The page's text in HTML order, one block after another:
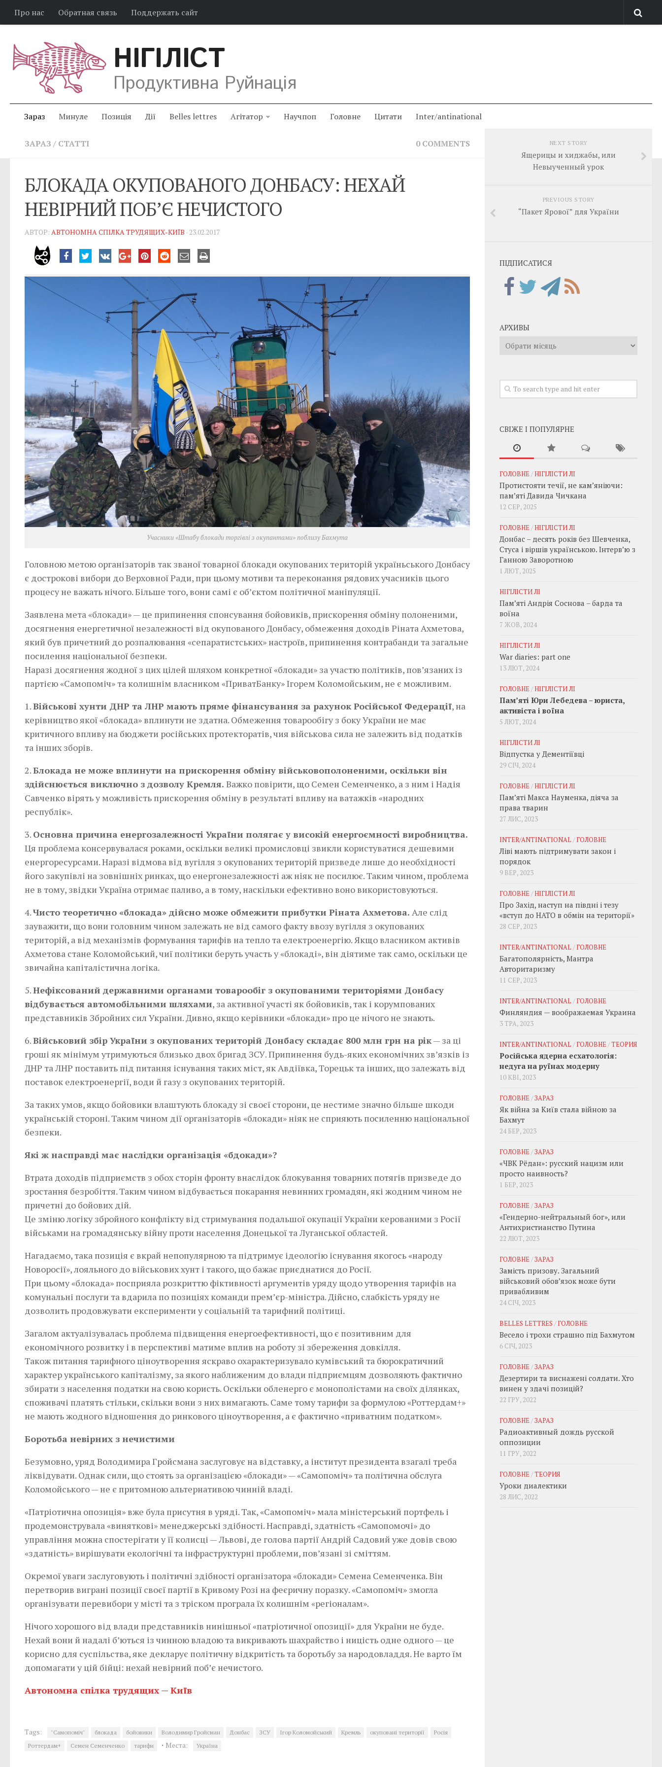
Про нас Обратная связь Поддержать сайт
НІГІЛІСТ
Продуктивна Руйнація
Зараз Минуле Позиція Дії Belles lettres Агітатор Научпоп Головне Цитати Inter/antinational
ЗАРАЗ / СТАТТІ 0 COMMENTS
БЛОКАДА ОКУПОВАНОГО ДОНБАСУ: НЕХАЙ
НЕВІРНИЙ ПОБ’Є НЕЧИСТОГО
АВТОР: АВТОНОМНА СПІЛКА ТРУДЯЩИХ-КИЇВ · 23.02.2017
Учасники «Штабу блокади торгівлі з окупантами» поблизу Бахмута
Головною метою організаторів так званої товарної блокади окупованих територій україньського Донбасу
є дострокові вибори до Верховної Ради, при цьому мотиви та переконання рядових учасників цього
процесу не важать нічого. Більше того, вони самі є об’єктом політичної маніпуляції.
Заявлена мета «блокади» — це припинення спонсування бойовиків, прискорення обміну полоненими,
досягнення енергетичної незалежності від окупованого Донбасу, обмеження доходів Ріната Ахметова,
який був причетний до розпалювання «сепаратистських» настроїв, припинення контрабанди та загальне
посилення національної безпеки.
Наразі досягнення жодної з цих цілей шляхом конкретної «блокади» за участю політиків, пов’язаних із
партією «Самопоміч» та колишнім власником «ПриватБанку» Ігорем Коломойським, не є можливим.
1.Військові хунти ДНР та ЛНР мають пряме фінансування за рахунок Російської Федерації, на
керівництво якої «блокада» вплинути не здатна. Обмеження товарообігу з боку України не має
критичного впливу на бюджети російських протекторатів, чия військова сила не залежить від податків
та інших зборів.
2.Блокада не може вплинути на прискорення обміну військовополоненими, оскільки він
здійснюється виключно з дозволу Кремля. Важко повірити, що Семен Семенченко, а з ним і Надія
Савченко вірять у можливість прискорення обміну в результаті впливу на ватажків «народних
республік».
3. Основна причина енергозалежності України полягає у високій енергоємності виробництва.
Ця проблема консервувалася роками, оскільки великі промисловці звикли користуватися дешевими
енергоресурсами. Наразі відмова від вугілля з окупованих територій призведе лише до необхідності
його закупівлі на зовнішніх ринках, що енергонезалежності аж ніяк не посилює. Таким чином, проблема
не в тому, звідки Україна отримає паливо, а в тому, наскільки ефективно воно використовуються.
4.Чисто теоретично «блокада» дійсно може обмежити прибутки Ріната Ахметова. Але слід
зауважити, що вони головним чином залежать не від самого факту ввозу вугілля з окупованих
територій, а від механізмів формування тарифів на тепло та електроенергію. Якщо власником активів
Ахметова стане Коломойський, чиї політики беруть участь у «блокаді», він діятиме так само, оскільки це
звичайна капіталістична логіка.
5.Нефіксований державними органами товарообіг з окупованими територіями Донбасу
відбувається автомобільними шляхами, за активної участі як бойовиків, так і корумпованих
представників Збройних сил України. Дивно, якщо керівники «блокади» про це нічого не знають.
6.Військовий збір України з окупованих територій Донбасу складає 800 млн грн на рік— за ці
гроші як мінімум утримуються близько двох бригад ЗСУ. Припинення будь-яких економічних зв’язків із
ДНР та ЛНР поставить під питання існування таких міст, як Авдіївка, Торецьк та інших, що залежать від
поставок електроенергії, води й газу з окупованих територій.
За таких умов, якщо бойовики влаштують блокаду зі своєї сторони, це нестиме значно більше шкоди
українській стороні. Таким чином дії організаторів «блокади» ніяк не сприяють посиленню національної
безпеки.
Які ж насправді має наслідки організація «бдокади»?
Втрата доходів підприємств з обох сторін фронту внаслідок блокування товарних потягів призведе до
зростання безробіття. Таким чином відбувається покарання невинних громадян, які жодним чином не
причетні до бойових дій.
Це зміню логіку збройного конфлікту від стримування подальшої окупації України керованими з Росії
військами на громадянську війну проти населення Донецької та Луганської областей.
Нагадаємо, така позиція є вкрай непопулярною та підтримує ідеологію існування якогось «народу
Новоросії», лояльного до військових хунт і такого, що бажає приєднатися до Росії.
При цьому «блокада» посприяла розкриттю фіктивності аргументів уряду щодо утворення тарифів на
комунальні послуги та вдарила по позиціях команди прем’єр-міністра. Дійсно, слабкість уряду не
дозволить продовжувати експерименти у соціальній та тарифний політиці.
Загалом актуалізувалась проблема підвищення енергоефективності, що є позитивним для
економічного розвитку і в перспективі матиме вплив на роботу зі збереження довкілля.
Також питання тарифного ціноутворення яскраво охарактеризувало кумівський та бюрократичний
характер українського капіталізму, за якого наближеним до влади підприємцям дозволяють фактично
збирати з населення податки на свою користь. Оскільки обленерго є монополістами на своїх ділянках,
споживачі платять стільки, скільки вони з них вимагають. Саме тому тарифи за формулою «Роттердам+»
не мають жодного відношення до ринкового ціноутворення, а є фактично «приватним податком».
Боротьба невірних з нечистими
Безумовно, уряд Володимира Гройсмана заслуговує на відставку, а інститут президента взагалі треба
ліквідувати. Однак сили, що стоять за організацією «блокади» — «Самопоміч» та політична обслуга
Коломойського — не є притомною альтернативою чинній владі.
«Патріотична опозиція» вже була присутня в уряді. Так, «Самопоміч» мала міністерський портфель і
продемонструвала «виняткові» менеджерські здібності. Насправді, здатність «Самопомочі» до
управління можна спостерігати у її колисці — Львові, де голова партії Андрій Садовий уже довів свою
«здатність» вирішувати екологічні та інфраструктурні проблеми, пов’язані зі сміттям.
Окремої уваги заслуговують і політичні здібності організатора «блокади» Семена Семенченка. Він
перетворив виграні позиції своєї партії в Кривому Розі на феєричну поразку. «Самопоміч» змогла
організувати перевибори у місті та з тріском програла їх колишнім «регіоналам».
Нічого хорошого від влади представників нинішньої «патріотичної опозиції» для України не буде.
Нехай вони й надалі б’ються із чинною владою та викривають шахрайство і ницість одне одного — це
корисно для суспільства, яке декларує політичну відкритість та боротьбу за народовладдя. Не варто їм
допомагати у цій бійці: нехай невірний поб’є нечистого.
Автономна спілка трудящих — Київ
Tags: "Самопоміч" блокада бойовики Володимир Гройсман Донбас ЗСУ Ігор Коломойський Кремль окуповані території
Росія
Роттердам+
Семен Семенченко тарифи · Места: Україна
NEXT STORY
Ящерицы и хиджабы, или
Невыученный урок
PREVIOUS STORY
“Пакет Ярової” для України
ПІДПИСАТИСЯ
АРХИВЫ
Архивы
СВІЖЕ І ПОПУЛЯРНЕ
ГОЛОВНЕ/НІГІЛІСТИ ЛІ
Протистояти течії, не кам’яніючи:
пам’яті Давида Чичкана
12 СЕР, 2025
ГОЛОВНЕ/НІГІЛІСТИ ЛІ
Донбас – десять років без Шевченка,
Стуса і віршів українською. Інтерв’ю з
Ганною Заворотною
1 ЛЮТ, 2025
НІГІЛІСТИ ЛІ
Пам’яті Андрія Соснова – барда та
воїна
7 ЖОВ, 2024
НІГІЛІСТИ ЛІ
War diaries: part one
13 ЛЮТ, 2024
ГОЛОВНЕ/НІГІЛІСТИ ЛІ
Пам’яті Юри Лебедева – юриста,
активіста і воїна
5 ЛЮТ, 2024
НІГІЛІСТИ ЛІ
Відпустка у Дементіївці
29 СІЧ, 2024
ГОЛОВНЕ/НІГІЛІСТИ ЛІ
Пам’яті Макса Науменка, діяча за
права тварин
27 ЛИС, 2023
INTER/ANTINATIONAL/ГОЛОВНЕ
Ліві мають підтримувати закон і
порядок
9 ВЕР, 2023
ГОЛОВНЕ/НІГІЛІСТИ ЛІ
Про Захід, наступ на півдні і тезу
«вступ до НАТО в обмін на території»
28 СЕР, 2023
INTER/ANTINATIONAL/ГОЛОВНЕ
Багатополярність, Мантра
Авторитаризму
11 СЕР, 2023
INTER/ANTINATIONAL/ГОЛОВНЕ
Финляндия — воображаемая Украина
3 ТРА, 2023
INTER/ANTINATIONAL/ГОЛОВНЕ/ТЕОРИЯ
Російська ядерна есхатологія:
недуга на руїнах модерну
10 КВІ, 2023
ГОЛОВНЕ/ЗАРАЗ
Як війна за Київ стала війною за
Бахмут
24 БЕР, 2023
ГОЛОВНЕ/ЗАРАЗ
«ЧВК Рёдан»: русский нацизм или
просто наивность?
1 БЕР, 2023
ГОЛОВНЕ/ЗАРАЗ
«Гендерно-нейтральный бог», или
Антихристианство Путина
22 ЛЮТ, 2023
ГОЛОВНЕ/ЗАРАЗ
Замість призову. Загальний
військовий обовʼязок може бути
привабливим
24 СІЧ, 2023
BELLES LETTRES /ГОЛОВНЕ
Весело і трохи страшно під Бахмутом
6 СІЧ, 2023
ГОЛОВНЕ/ЗАРАЗ
Дезертири та виснажені солдати. Хто
винен у здачі позицій?
22 ГРУ, 2022
ГОЛОВНЕ/ЗАРАЗ
Радиоактивный дождь русской
оппозиции
11 ГРУ, 2022
ГОЛОВНЕ/ТЕОРИЯ
Уроки диалектики
28 ЛИС, 2022